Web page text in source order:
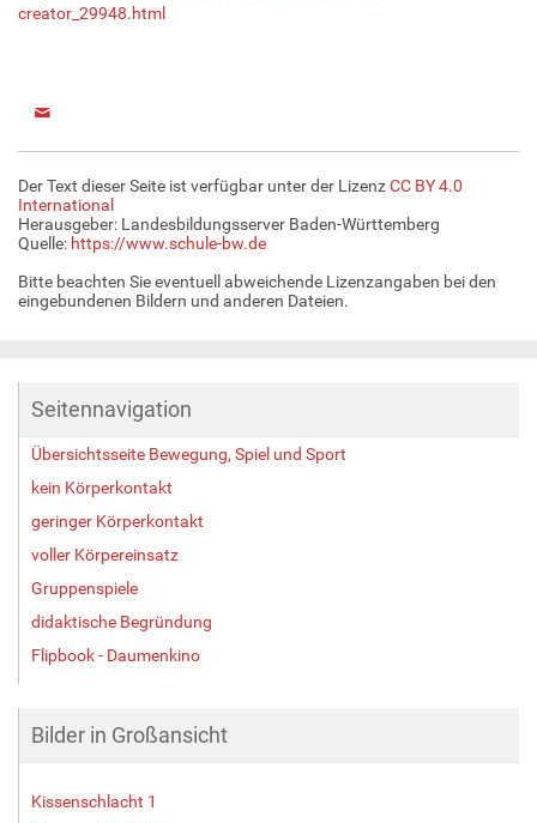
creator_29948.html
Der Text dieser Seite ist verfügbar unter der LizenzCC BY 4.0
International
Herausgeber: Landesbildungsserver Baden-Württemberg
Quelle: https://www.schule-bw.de
Bitte beachten Sie eventuell abweichende Lizenzangaben bei den
eingebundenen Bildern und anderen Dateien.
Seitennavigation
Übersichtsseite Bewegung, Spiel und Sport
kein Körperkontakt
geringer Körperkontakt
voller Körpereinsatz
Gruppenspiele
didaktische Begründung
Flipbook - Daumenkino
Bilder in Großansicht
Kissenschlacht 1